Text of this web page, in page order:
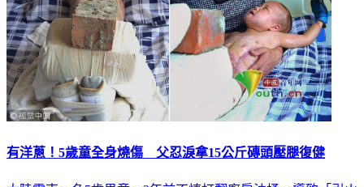
有洋蔥！5歲童全身燒傷 父忍淚拿15公斤磚頭壓腿復健